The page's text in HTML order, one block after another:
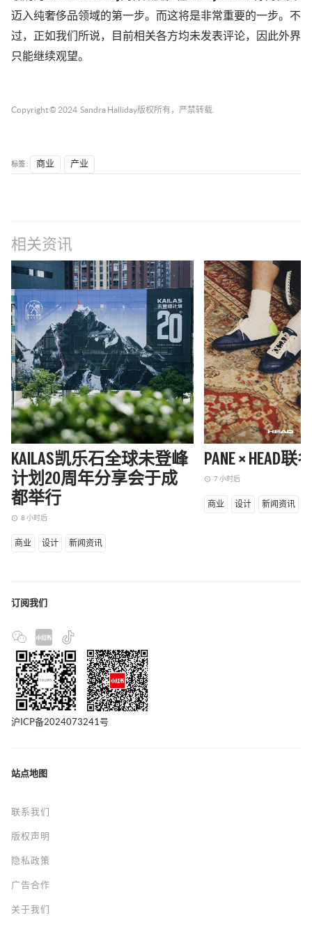
迈 入纯奢侈品领域的第一步。而这将是非常重要的一步。不
过，正如我们所说，目前相关各方均未发表评论，因此外界
只能继续观望。
Copyright © 2024 Sandra Halliday版权所有，严禁转载.
标签 : 商业 产业
相关资讯
KAILAS凯乐石全球未登峰
计划20周年分享会于成
都举行
access_time 8 小时后
商业 设计 新闻资讯
PANE × HEAD联
access_time 7 小时后
商业 设计 新闻资讯
订阅我们
沪ICP备2024073241号
站点地图
联系我们
版权声明
隐私政策
广告合作
关于我们